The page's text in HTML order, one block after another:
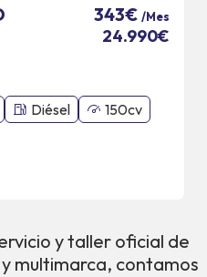
343€ /Mes
24.990€
Diésel 150cv
y taller oficial de
multimarca, contamos